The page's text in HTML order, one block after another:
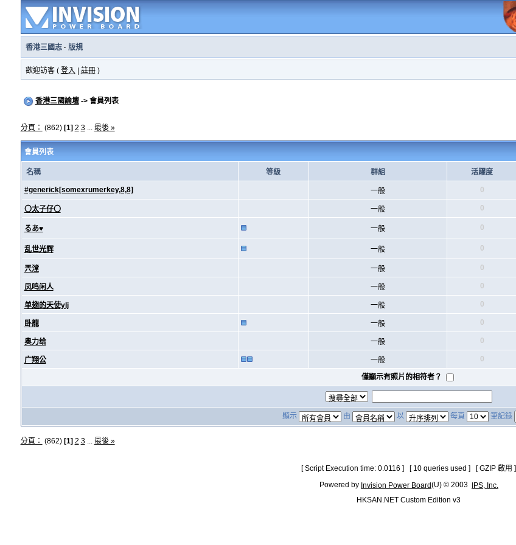
香港三國志· 版規
歡迎訪客 ( 登入 註冊)
香港三國論壇-> 會員列表
分頁： (862) [1] 2 3... 最後 »
會員列表
名稱 等級 群組 活躍度
#generick[somexrumerkey,8,8] 一般 0
〇太子仔〇 一般 0
るあ♥ 一般 0
乱世光辉 一般 0
兲漟 一般 0
凤鸣闲人 一般 0
单翅的天使ylj 一般 0
卧龍 一般 0
奥力给 一般 0
广翔公 一般 0
僅顯示有照片的相符者？
顯示 由 以 每頁 筆記錄
分頁： (862) [1] 2 3... 最後 »
[ Script Execution time: 0.0116 ] [ 10 queries used ] [ GZIP 啟用 ]
Powered by Invision Power Board(U) © 2003
IPS, Inc.
HKSAN.NET Custom Edition v3